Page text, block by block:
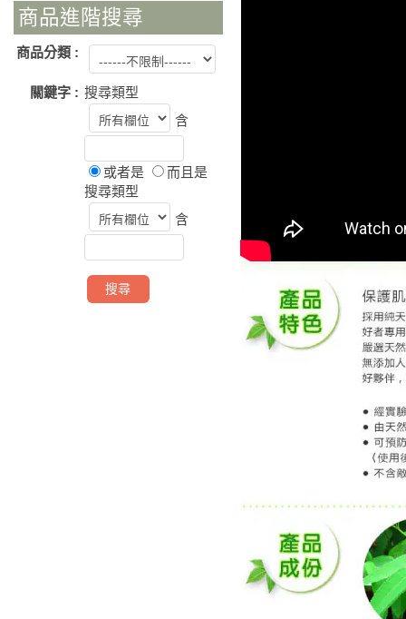
商品進階搜尋
商品分類 :
關鍵字 : 搜尋類型
含
或者是
而且是
搜尋類型
含